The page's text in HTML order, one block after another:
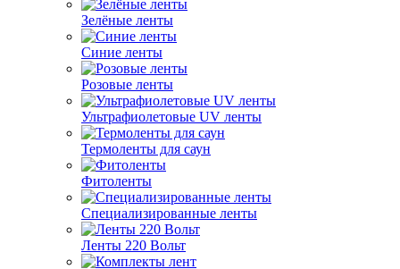
Зелёные ленты
Синие ленты
Розовые ленты
Ультрафиолетовые UV ленты
Термоленты для саун
Фитоленты
Специализированные ленты
Ленты 220 Вольт